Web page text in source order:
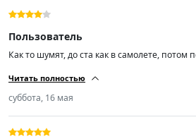
Пользователь
Как то шумят, до ста как в самолете, потом
Читать полностью
суббота, 16 мая